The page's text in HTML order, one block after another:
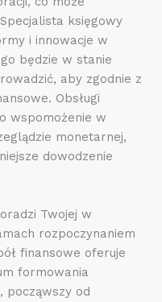
księgowy
i innowacje w
będzie w stanie
aby zgodnie z
Obsługi
wspomożenie w
monetarnej,
dowodzenie
Twojej w
rozpoczynaniem
finansowe oferuje
formowania
począwszy od